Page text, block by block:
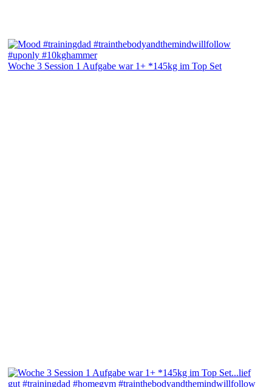
Woche 3 Session 1 Aufgabe war 1+ *145kg im Top Set